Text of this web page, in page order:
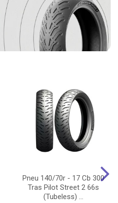
Pneu 140/70r - 17 Cb 300
Tras Pilot Street 2 66s
(Tubeless) ...